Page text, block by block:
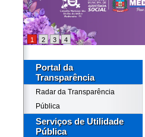
1 2 3 4
Portal da
Transparência
Radar da Transparência
Pública
Serviços de Utilidade
Pública